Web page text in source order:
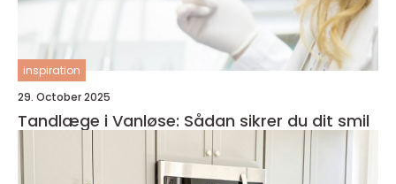
inspiration
29. October 2025
Tandlæge i Vanløse: Sådan sikrer du dit smil